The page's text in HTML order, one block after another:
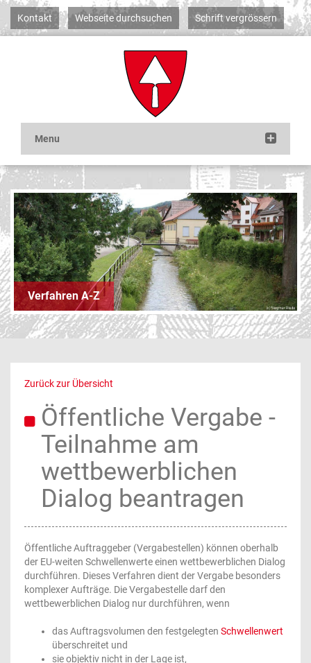
Kontakt Webseite durchsuchen Schrift vergrössern
Verfahren A-Z
Zurück zur Übersicht
Öffentliche Vergabe -
Teilnahme am
wettbewerblichen
Dialog beantragen
Öffentliche Auftraggeber (Vergabestellen) können oberhalb
der EU-weiten Schwellenwerte einen wettbewerblichen Dialog
durchführen. Dieses Verfahren dient der Vergabe besonders
komplexer Aufträge. Die Vergabestelle darf den
wettbewerblichen Dialog nur durchführen, wenn
das Auftragsvolumen den festgelegten Schwellenwert
überschreitet und
sie objektiv nicht in der Lage ist,